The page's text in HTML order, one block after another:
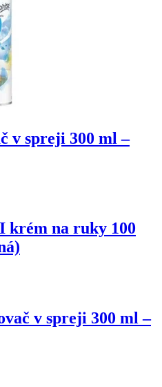
v spreji 300 ml –
krém na ruky 100
v spreji 300 ml –